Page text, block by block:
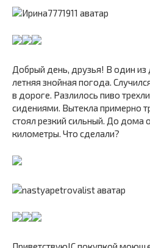
Добрый день, друзья! В один из
летняя знойная погода.
в дороге. Разлилось пиво
сидениями. Вытекла примерно
стоял резкий сильный. До дома
километры. Что сделали?